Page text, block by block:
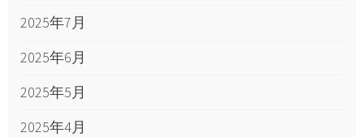
2025年7月
2025年6月
2025年5月
2025年4月